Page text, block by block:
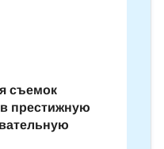
съемок
в престижную